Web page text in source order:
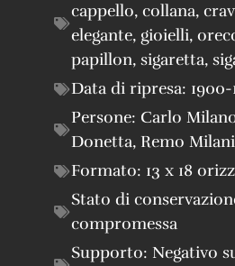
cappello, collana,
elegante, gioielli,
papillon, sigaretta,
Data di ripresa: 1900-
Persone: Carlo
Donetta, Remo Milani
Formato: 13 x 18
Stato di
compromessa
Supporto: Negativo